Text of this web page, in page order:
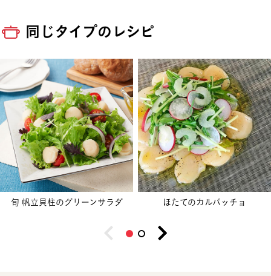
同じタイプのレシピ
旬 帆立貝柱のグリーンサラダ ほたてのカルパッチョ